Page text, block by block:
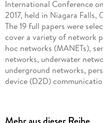
International Conference
2017, held in Niagara Falls,
The 19 full papers were
cover a variety of network
hoc networks (MANETs),
networks, underwater
underground networks,
device (D2D)